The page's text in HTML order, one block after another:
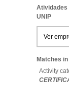
Atividades
UNIP
Ver
Matches
Activity